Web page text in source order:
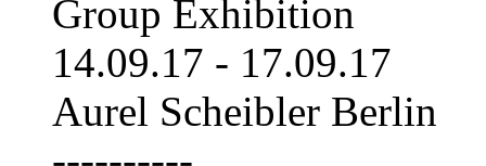
Group Exhibition
14.09.17 - 17.09.17
Aurel Scheibler Berlin